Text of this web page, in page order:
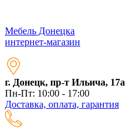
Мебель Донецка
интернет-магазин
г. Донецк, пр-т Ильича, 17а
Пн-Пт: 10:00 - 17:00
Доставка, оплата, гарантия